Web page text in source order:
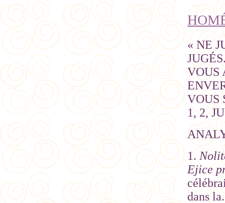
« NE
VOUS
VOUS
1, 2,
1.
Ejice
dans